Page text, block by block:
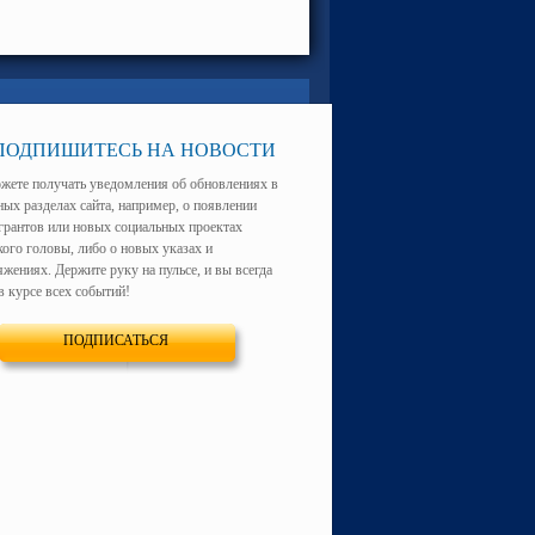
НА НОВОСТИ
получать уведомления об обновлениях в
разделах сайта, например, о появлении
или новых социальных проектах
головы, либо о новых указах и
Держите руку на пульсе, и вы всегда
курсе всех событий!
ПОДПИСАТЬСЯ